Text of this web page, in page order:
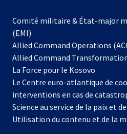
Comité militaire & État-major
(EMI)
Allied Command Operations
Allied Command
La Force pour le Kosovo
dans
un
nouvel
onglet
Le Centre euro-atlantique de
interventions en cas de
Science au service de la paix et
Utilisation du contenu et de la